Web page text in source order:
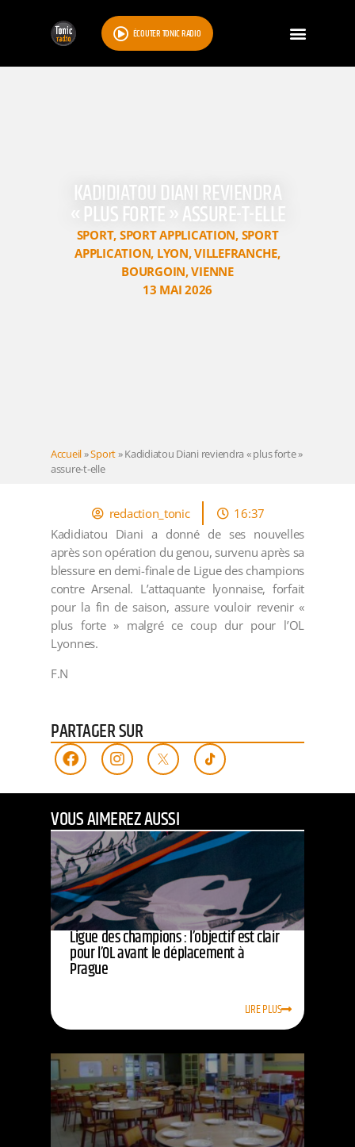
ÉCOUTER TONIC RADIO
KADIDIATOU DIANI REVIENDRA
« PLUS FORTE » ASSURE-T-ELLE
SPORT, SPORT APPLICATION, SPORT
APPLICATION, LYON,VILLEFRANCHE,
BOURGOIN,VIENNE
13 MAI 2026
Accueil»Sport»Kadidiatou Diani reviendra « plus forte »
assure-t-elle
redaction_tonic
16:37
Kadidiatou Diani a donné de ses nouvelles
après son opération du genou, survenu après sa
blessure en demi-finale de Ligue des champions
contre Arsenal. L’attaquante lyonnaise, forfait
pour la fin de saison, assure vouloir revenir «
plus forte » malgré ce coup dur pour l’OL
Lyonnes.
F.N
PARTAGER SUR
VOUS AIMEREZ AUSSI
Ligue des champions : l’objectif est clair
pour l’OL avant le déplacement à
Prague
LIRE PLUS